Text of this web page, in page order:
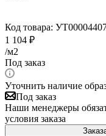
Код товара:
1 104 ₽
/м2
Под заказ
Уточнить наличие
Под заказ
Наши менеджеры
условия заказа